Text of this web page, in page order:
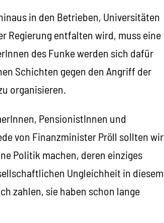
in den Betrieben, Universitäten
Regierung entfalten wird, muss eine
des Funke werden sich dafür
Schichten gegen den Angriff der
organisieren.
PensionistInnen und
von Finanzminister Pröll sollten wir
Politik machen, deren einziges
Ungleichheit in diesem
zahlen, sie haben schon lange